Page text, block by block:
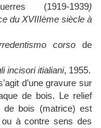
(1919-1939)
du XVIIIème siècle à
corsode
incisori itialiani, 1955.
d’une gravure sur
de bois. Le relief
de bois (matrice) est
à contre sens des